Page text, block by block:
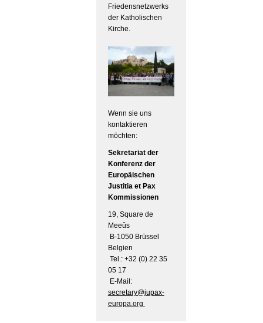
Friedensnetzwerks
der Katholischen
Kirche.
Wenn sie uns
kontaktieren
möchten:
Sekretariat der
Konferenz der
Europäischen
Justitia et Pax
Kommissionen
19, Square de
Meeûs
B-1050 Brüssel
Belgien
Tel.: +32 (0) 22 35
05 17
E-Mail:
secretary@jupax-
europa.org